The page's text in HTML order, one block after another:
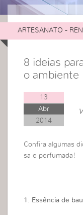
ARTESANATO -
8 ideias
o ambiente
13
Abr
2014
Confira algumas
sa e perfumada!
1. Essência de